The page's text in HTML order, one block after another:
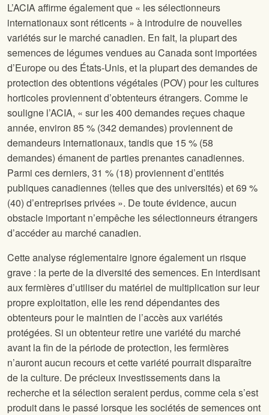
L’ACIA affirme également que « les sélectionneurs
internationaux sont réticents » à introduire de nouvelles
variétés sur le marché canadien. En fait, la plupart des
semences de légumes vendues au Canada sont importées
d’Europe ou des États-Unis, et la plupart des demandes de
protection des obtentions végétales (POV) pour les cultures
horticoles proviennent d’obtenteurs étrangers. Comme le
souligne l’ACIA, « sur les 400 demandes reçues chaque
année, environ 85 % (342 demandes) proviennent de
demandeurs internationaux, tandis que 15 % (58
demandes) émanent de parties prenantes canadiennes.
Parmi ces derniers, 31 % (18) proviennent d’entités
publiques canadiennes (telles que des universités) et 69 %
(40) d’entreprises privées ». De toute évidence, aucun
obstacle important n’empêche les sélectionneurs étrangers
d’accéder au marché canadien.
Cette analyse réglementaire ignore également un risque
grave : la perte de la diversité des semences. En interdisant
aux fermières d’utiliser du matériel de multiplication sur leur
propre exploitation, elle les rend dépendantes des
obtenteurs pour le maintien de l’accès aux variétés
protégées. Si un obtenteur retire une variété du marché
avant la fin de la période de protection, les fermières
n’auront aucun recours et cette variété pourrait disparaître
de la culture. De précieux investissements dans la
recherche et la sélection seraient perdus, comme cela s’est
produit dans le passé lorsque les sociétés de semences ont